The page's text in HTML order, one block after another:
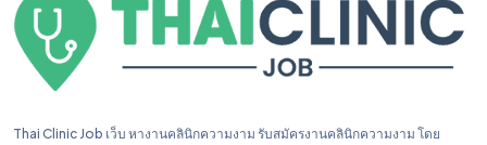
Thai Clinic Job เว็บ หางานคลินิกความงาม รับสมัครงานคลินิกความงาม โดย